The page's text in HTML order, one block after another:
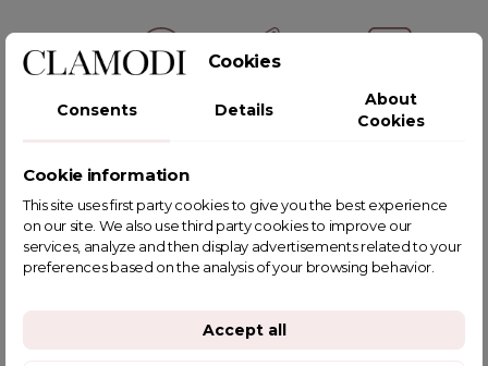
POWIĄZANE TAGI
YOU MIGHT ALSO LIKE
Cookies
Consents Details
About
Cookies
Cookie information
This site uses first party cookies to give you the best experience
on our site. We also use third party cookies to improve our
services, analyze and then display advertisements related to your
preferences based on the analysis of your browsing behavior.
Accept all